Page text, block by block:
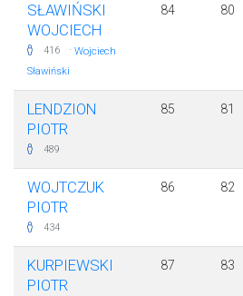
SŁAWIŃSKI
WOJCIECH
416 · Wojciech
Sławiński
84 80
LENDZION
PIOTR
489
85 81
WOJTCZUK
PIOTR
434
86 82
KURPIEWSKI
PIOTR
87 83